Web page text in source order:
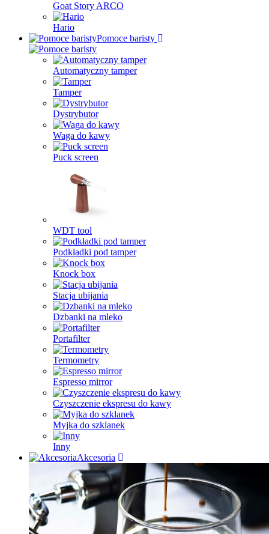
Goat Story ARCO
Hario
Pomoce baristy
Automatyczny tamper
Tamper
Dystrybutor
Waga do kawy
Puck screen
WDT tool
Podkładki pod tamper
Knock box
Stacja ubijania
Dzbanki na mleko
Portafilter
Termometry
Espresso mirror
Czyszczenie ekspresu do kawy
Myjka do szklanek
Inny
Akcesoria